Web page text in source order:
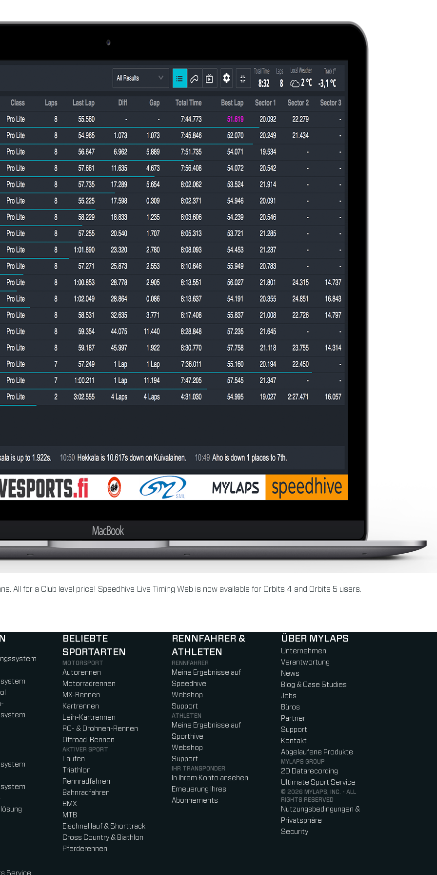
All for a Club level price! Speedhive Live Timing Web is now available for Orbits 4 and Orbits 5 users.
tab)tab)
Service
BELIEBTE
SPORTARTEN
MOTORSPORT
Autorennen
Motorradrennen
MX-Rennen
Kartrennen
Leih-Kartrennen
RC- & Drohnen-Rennen
Offroad-Rennen
AKTIVER SPORT
Laufen
Triathlon
Rennradfahren
Bahnradfahren
BMX
MTB
Eischnelllauf & Shorttrack
Cross Country & Biathlon
Pferderennen
RENNFAHRER &
ATHLETEN
RENNFAHRER
Meine Ergebnisse auf
Speedhive
Webshop
Support
ATHLETEN
Meine Ergebnisse auf
Sporthive
Webshop
Support
IHR TRANSPONDER
In Ihrem Konto ansehen
Erneuerung Ihres
Abonnements
ÜBER MYLAPS
Unternehmen
Verantwortung
News
Blog & Case Studies
Jobs
Büros
Partner
Support
Kontakt
Abgelaufene Produkte
MYLAPS GROUP
2D Datarecording
Ultimate Sport Service
© 2026 MYLAPS, INC. - ALL
RIGHTS RESERVED
Nutzungsbedingungen &
Privatsphäre
Security